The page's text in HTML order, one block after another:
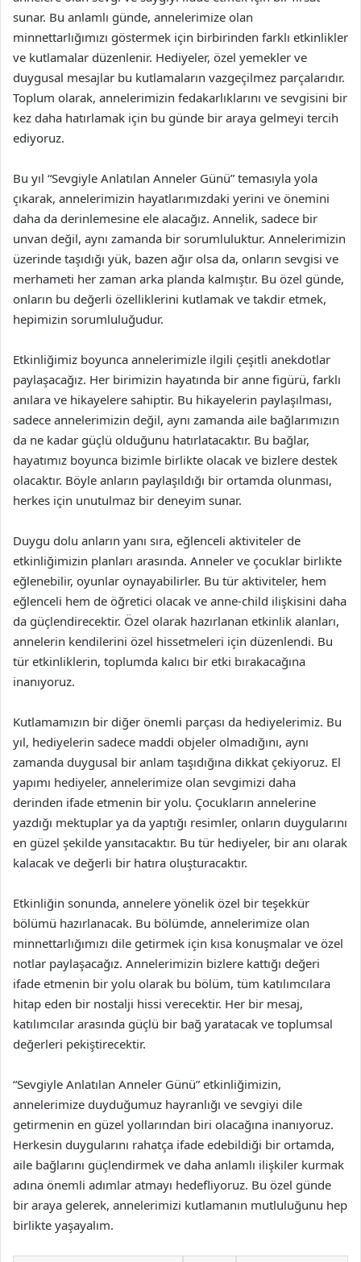
sunar. Bu anlamlı günde, annelerimize olan
minnettarlığımızı göstermek için birbirinden farklı etkinlikler
ve kutlamalar düzenlenir. Hediyeler, özel yemekler ve
duygusal mesajlar bu kutlamaların vazgeçilmez parçalarıdır.
Toplum olarak, annelerimizin fedakarlıklarını ve sevgisini bir
kez daha hatırlamak için bu günde bir araya gelmeyi tercih
ediyoruz.
Bu yıl “Sevgiyle Anlatılan Anneler Günü” temasıyla yola
çıkarak, annelerimizin hayatlarımızdaki yerini ve önemini
daha da derinlemesine ele alacağız. Annelik, sadece bir
unvan değil, aynı zamanda bir sorumluluktur. Annelerimizin
üzerinde taşıdığı yük, bazen ağır olsa da, onların sevgisi ve
merhameti her zaman arka planda kalmıştır. Bu özel günde,
onların bu değerli özelliklerini kutlamak ve takdir etmek,
hepimizin sorumluluğudur.
Etkinliğimiz boyunca annelerimizle ilgili çeşitli anekdotlar
paylaşacağız. Her birimizin hayatında bir anne figürü, farklı
anılara ve hikayelere sahiptir. Bu hikayelerin paylaşılması,
sadece annelerimizin değil, aynı zamanda aile bağlarımızın
da ne kadar güçlü olduğunu hatırlatacaktır. Bu bağlar,
hayatımız boyunca bizimle birlikte olacak ve bizlere destek
olacaktır. Böyle anların paylaşıldığı bir ortamda olunması,
herkes için unutulmaz bir deneyim sunar.
Duygu dolu anların yanı sıra, eğlenceli aktiviteler de
etkinliğimizin planları arasında. Anneler ve çocuklar birlikte
eğlenebilir, oyunlar oynayabilirler. Bu tür aktiviteler, hem
eğlenceli hem de öğretici olacak ve anne-child ilişkisini daha
da güçlendirecektir. Özel olarak hazırlanan etkinlik alanları,
annelerin kendilerini özel hissetmeleri için düzenlendi. Bu
tür etkinliklerin, toplumda kalıcı bir etki bırakacağına
inanıyoruz.
Kutlamamızın bir diğer önemli parçası da hediyelerimiz. Bu
yıl, hediyelerin sadece maddi objeler olmadığını, aynı
zamanda duygusal bir anlam taşıdığına dikkat çekiyoruz. El
yapımı hediyeler, annelerimize olan sevgimizi daha
derinden ifade etmenin bir yolu. Çocukların annelerine
yazdığı mektuplar ya da yaptığı resimler, onların duygularını
en güzel şekilde yansıtacaktır. Bu tür hediyeler, bir anı olarak
kalacak ve değerli bir hatıra oluşturacaktır.
Etkinliğin sonunda, annelere yönelik özel bir teşekkür
bölümü hazırlanacak. Bu bölümde, annelerimize olan
minnettarlığımızı dile getirmek için kısa konuşmalar ve özel
notlar paylaşacağız. Annelerimizin bizlere kattığı değeri
ifade etmenin bir yolu olarak bu bölüm, tüm katılımcılara
hitap eden bir nostalji hissi verecektir. Her bir mesaj,
katılımcılar arasında güçlü bir bağ yaratacak ve toplumsal
değerleri pekiştirecektir.
“Sevgiyle Anlatılan Anneler Günü” etkinliğimizin,
annelerimize duyduğumuz hayranlığı ve sevgiyi dile
getirmenin en güzel yollarından biri olacağına inanıyoruz.
Herkesin duygularını rahatça ifade edebildiği bir ortamda,
aile bağlarını güçlendirmek ve daha anlamlı ilişkiler kurmak
adına önemli adımlar atmayı hedefliyoruz. Bu özel günde
bir araya gelerek, annelerimizi kutlamanın mutluluğunu hep
birlikte yaşayalım.